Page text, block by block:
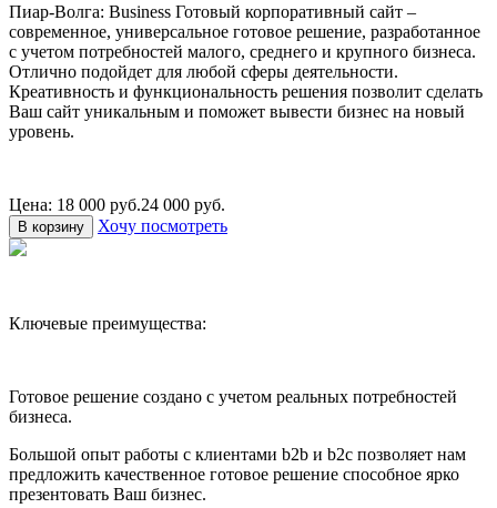
Пиар-Волга: Business Готовый корпоративный сайт –
современное, универсальное готовое решение, разработанное
с учетом потребностей малого, среднего и крупного бизнеса.
Отлично подойдет для любой сферы деятельности.
Креативность и функциональность решения позволит сделать
Ваш сайт уникальным и поможет вывести бизнес на новый
уровень.
Цена: 18 000 руб.24 000 руб.
В корзину Хочу посмотреть
Ключевые преимущества:
Готовое решение создано с учетом реальных потребностей
бизнеса.
Большой опыт работы с клиентами b2b и b2c позволяет нам
предложить качественное готовое решение способное ярко
презентовать Ваш бизнес.